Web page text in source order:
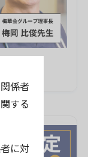
係者
する
に対